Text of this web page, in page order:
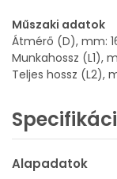
Műszaki adatok
Átmérő (D), mm:
Munkahossz (L1),
Teljes hossz (L2),
Alapadatok